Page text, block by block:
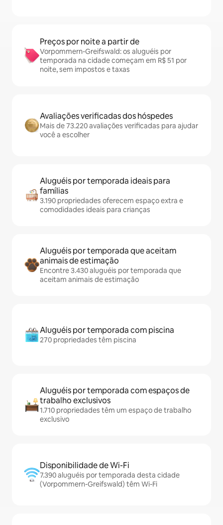
Preços por noite a partir de
Vorpommern-Greifswald: os aluguéis por
temporada na cidade começam em R$ 51 por
noite, sem impostos e taxas
Avaliações verificadas dos hóspedes
Mais de 73.220 avaliações verificadas para ajudar
você a escolher
Aluguéis por temporada ideais para
famílias
3.190 propriedades oferecem espaço extra e
comodidades ideais para crianças
Aluguéis por temporada que aceitam
animais de estimação
Encontre 3.430 aluguéis por temporada que
aceitam animais de estimação
Aluguéis por temporada com piscina
270 propriedades têm piscina
Aluguéis por temporada com espaços de
trabalho exclusivos
1.710 propriedades têm um espaço de trabalho
exclusivo
Disponibilidade de Wi-Fi
7.390 aluguéis por temporada desta cidade
(Vorpommern-Greifswald) têm Wi-Fi